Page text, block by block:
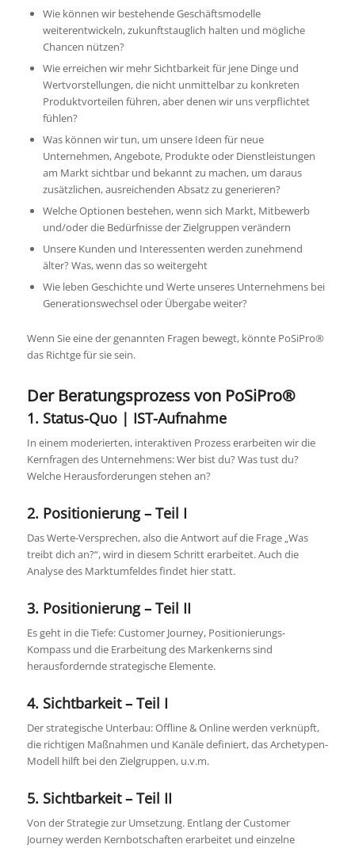
Wie können wir bestehende Geschäftsmodelle
weiterentwickeln, zukunftstauglich halten und mögliche
Chancen nützen?
Wie erreichen wir mehr Sichtbarkeit für jene Dinge und
Wertvorstellungen, die nicht unmittelbar zu konkreten
Produktvorteilen führen, aber denen wir uns verpflichtet
fühlen?
Was können wir tun, um unsere Ideen für neue
Unternehmen, Angebote, Produkte oder Dienstleistungen
am Markt sichtbar und bekannt zu machen, um daraus
zusätzlichen, ausreichenden Absatz zu generieren?
Welche Optionen bestehen, wenn sich Markt, Mitbewerb
und/oder die Bedürfnisse der Zielgruppen verändern
Unsere Kunden und Interessenten werden zunehmend
älter? Was, wenn das so weitergeht
Wie leben Geschichte und Werte unseres Unternehmens bei
Generationswechsel oder Übergabe weiter?
Wenn Sie eine der genannten Fragen bewegt, könnte PoSiPro®
das Richtge für sie sein.
Der Beratungsprozess von PoSiPro®
1. Status-Quo | IST-Aufnahme
In einem moderierten, interaktiven Prozess erarbeiten wir die
Kernfragen des Unternehmens: Wer bist du? Was tust du?
Welche Herausforderungen stehen an?
2. Positionierung – Teil I
Das Werte-Versprechen, also die Antwort auf die Frage „Was
treibt dich an?“, wird in diesem Schritt erarbeitet. Auch die
Analyse des Marktumfeldes findet hier statt.
3. Positionierung – Teil II
Es geht in die Tiefe: Customer Journey, Positionierungs-
Kompass und die Erarbeitung des Markenkerns sind
herausfordernde strategische Elemente.
4. Sichtbarkeit – Teil I
Der strategische Unterbau: Offline & Online werden verknüpft,
die richtigen Maßnahmen und Kanäle definiert, das Archetypen-
Modell hilft bei den Zielgruppen, u.v.m.
5. Sichtbarkeit – Teil II
Von der Strategie zur Umsetzung. Entlang der Customer
Journey werden Kernbotschaften erarbeitet und einzelne